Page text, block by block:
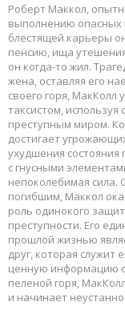
Роберт Маккол,
выполнению опасных
блестящей карьеры
пенсию, ища
он когда-то жил.
жена, оставляя его
своего горя, МакКолл
таксистом,
преступным миром.
достигает
ухудшения
с гнусными
непоколебимая сила.
погибшим, Маккол
роль одинокого
преступности. Его
прошлой жизнью
друг, которая
ценную информацию
пеленой горя,
и начинает